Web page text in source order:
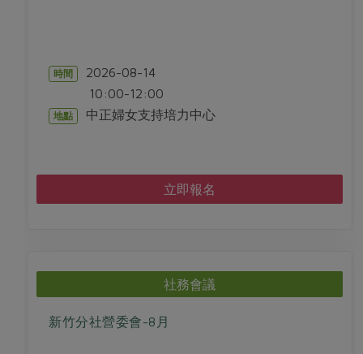
時間 2026-08-14
10:00-12:00
地點 中正婦女支持培力中心
立即報名
社務會議
新竹分社營委會-8月